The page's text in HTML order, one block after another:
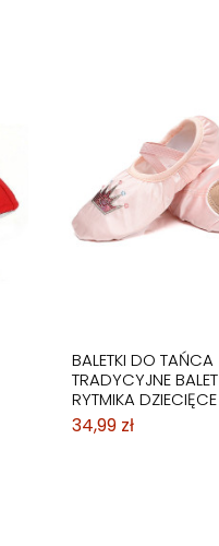
BALETKI DO TAŃCA
TRADYCYJNE BALET
RYTMIKA DZIECIĘCE
34,99 zł